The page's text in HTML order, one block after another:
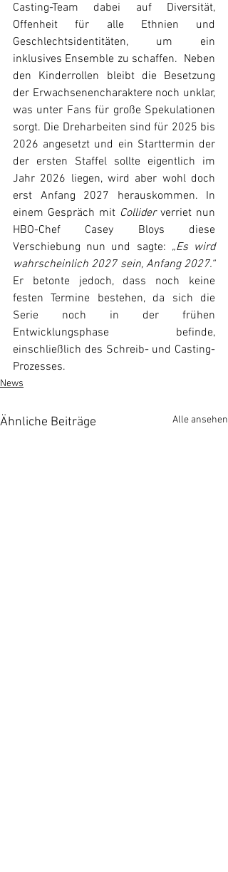
Casting-Team dabei auf Diversität,
Offenheit für alle Ethnien und
Geschlechtsidentitäten, um ein
inklusives Ensemble zu schaffen.  Neben
den Kinderrollen bleibt die Besetzung
der Erwachsenencharaktere noch unklar,
was unter Fans für große Spekulationen
sorgt. Die Dreharbeiten sind für 2025 bis
2026 angesetzt und ein Starttermin der
der ersten Staffel sollte eigentlich im
Jahr 2026 liegen, wird aber wohl doch
erst Anfang 2027 herauskommen. In
einem Gespräch mit Collider verriet nun
HBO-Chef Casey Bloys diese
Verschiebung nun und sagte: „Es wird
wahrscheinlich 2027 sein, Anfang 2027.“
Er betonte jedoch, dass noch keine
festen Termine bestehen, da sich die
Serie noch in der frühen
Entwicklungsphase befinde,
einschließlich des Schreib- und Casting-
Prozesses.
News
Ähnliche Beiträge Alle ansehen